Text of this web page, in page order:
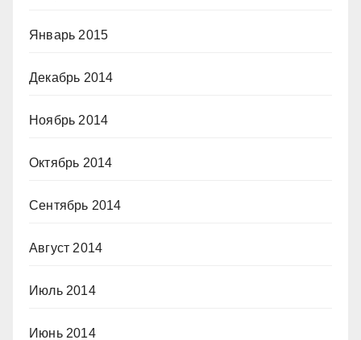
Январь 2015
Декабрь 2014
Ноябрь 2014
Октябрь 2014
Сентябрь 2014
Август 2014
Июль 2014
Июнь 2014